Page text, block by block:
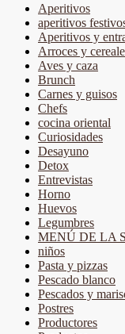
Aperitivos
aperitivos
Aperitivos y
Arroces y
Aves y caza
Brunch
Carnes y guisos
Chefs
cocina oriental
Curiosidades
Desayuno
Detox
Entrevistas
Horno
Huevos
Legumbres
MENÚ DE LA
niños
Pasta y pizzas
Pescado blanco
Pescados y
Postres
Productores